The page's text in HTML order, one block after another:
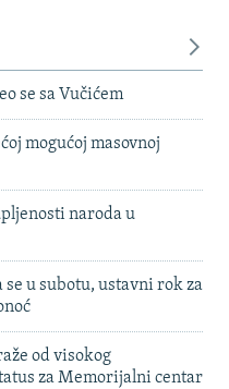
se sa Vučićem
mogućoj masovnoj
naroda u
u subotu, ustavni rok za
od visokog
za Memorijalni centar